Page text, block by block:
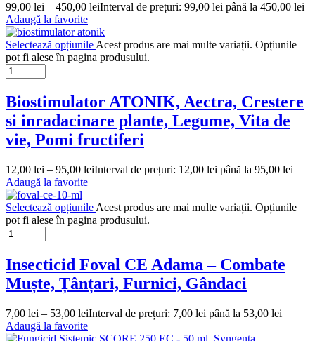
99,00 lei – 450,00 leiInterval de prețuri: 99,00 lei până la 450,00 lei
Adaugă la favorite
Selectează opțiunile Acest produs are mai multe variații. Opțiunile
pot fi alese în pagina produsului.
Biostimulator ATONIK, Aectra, Crestere
si inradacinare plante, Legume, Vita de
vie, Pomi fructiferi
12,00 lei – 95,00 leiInterval de prețuri: 12,00 lei până la 95,00 lei
Adaugă la favorite
Selectează opțiunile Acest produs are mai multe variații. Opțiunile
pot fi alese în pagina produsului.
Insecticid Foval CE Adama – Combate
Muște, Țânțari, Furnici, Gândaci
7,00 lei – 53,00 leiInterval de prețuri: 7,00 lei până la 53,00 lei
Adaugă la favorite